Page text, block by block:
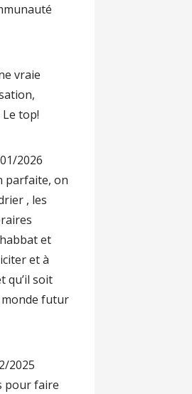
vraie
top!
2026
parfaite, on
, les
et
et à
qu’il soit
futur
2025
pour faire